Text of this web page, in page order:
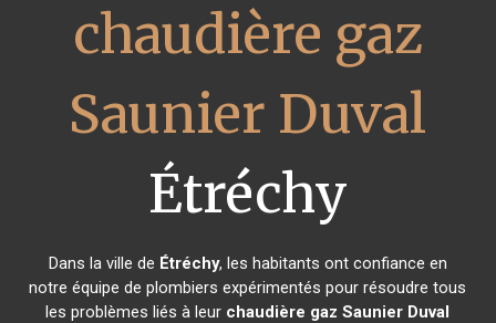
chaudière gaz
Saunier Duval
Étréchy
Dans la ville de Étréchy, les habitants ont confiance en
notre équipe de plombiers expérimentés pour résoudre tous
les problèmes liés à leur chaudière gaz Saunier Duval